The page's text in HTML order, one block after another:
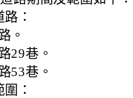
：
。
29巷。
53巷。
：